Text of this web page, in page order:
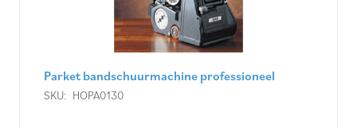
Parket bandschuurmachine professioneel
SKU: HOPA0130